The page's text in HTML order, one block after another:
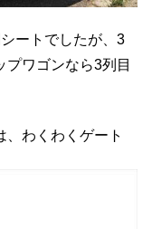
ートでしたが、3
ワゴンなら3列目
、わくわくゲート